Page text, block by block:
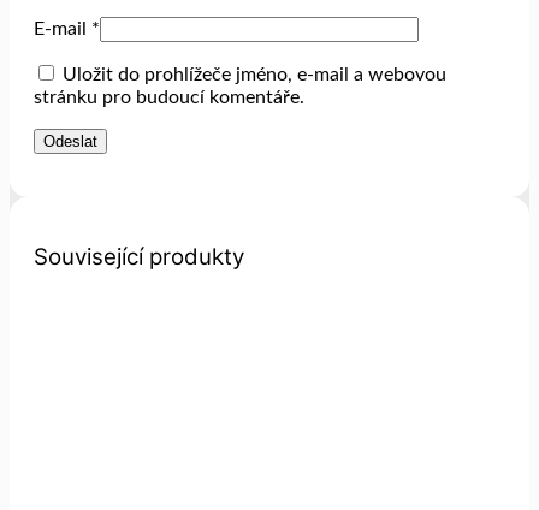
E-mail *
Uložit do prohlížeče jméno, e-mail a webovou
stránku pro budoucí komentáře.
Související produkty